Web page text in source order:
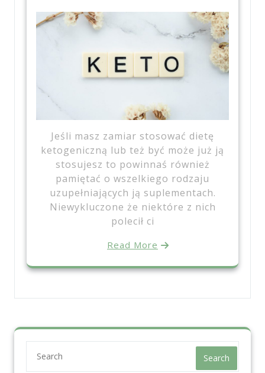
Jeśli masz zamiar stosować dietę
ketogeniczną lub też być może już ją
stosujesz to powinnaś również
pamiętać o wszelkiego rodzaju
uzupełniających ją suplementach.
Niewykluczone że niektóre z nich
polecił ci
Read More
Search